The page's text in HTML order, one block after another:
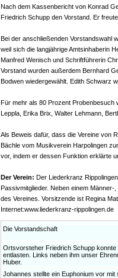
Nach dem Kassenbericht von Konrad
Friedrich Schupp den Vorstand. Er
Bei der anschließenden Vorstandswahl
weil sich die langjährige Amtsinhaberin
Manfred Wenisch und Schriftführerin
Vorstand wurden außerdem Bernhard
Bodwen wiedergewählt. Edith Schwarz
Für mehr als 80 Prozent Probenbesuch
Leppla, Erika Brix, Walter Lehmann,
Als Beweis dafür, dass die Vereine von
Bächle vom Musikverein Harpolingen
vor, indem er dessen Funktion erklärte
Der Verein: Der Liederkranz
Passivmitglieder. Neben einem
des Vereines. Vorsitzende ist Regina
Internet:www.liederkranz-rippolingen.de
Die Vorstandschaft
Ortsvorsteher Friedrich Schupp konnte
entlasten. Links neben ihm unser
Huber.
Johannes stellte ein Euphonium vor mit